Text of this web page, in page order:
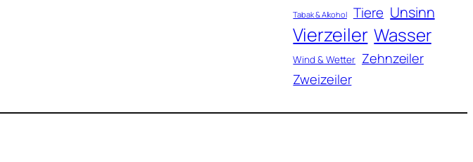
Tabak & Alkohol Tiere Unsinn
Vierzeiler Wasser
Wind & Wetter Zehnzeiler
Zweizeiler